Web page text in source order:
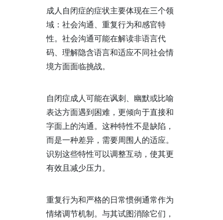
成人自闭症的症状主要体现在三个领
域：社会沟通、重复行为和感官特
性。社会沟通可能在解读非语言代
码、理解隐含语言和适应不同社会情
境方面面临挑战。
自闭症成人可能在讽刺、幽默或比喻
表达方面遇到困难，更倾向于直接和
字面上的沟通。这种特性不是缺陷，
而是一种差异，需要周围人的适应。
识别这些特性可以调整互动，使其更
有效且减少压力。
重复行为和严格的日常惯例通常作为
情绪调节机制。与其试图消除它们，